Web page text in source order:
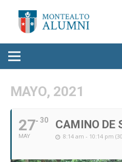
MAYO, 2021
27
MAY
30 CAMINO DE
8:14 am - 10:14 pm